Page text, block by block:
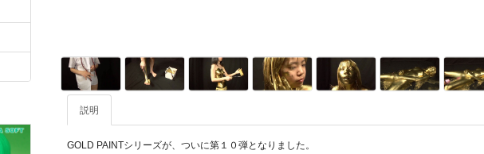
説明
GOLD PAINTシリーズが、ついに第１０弾となりました。